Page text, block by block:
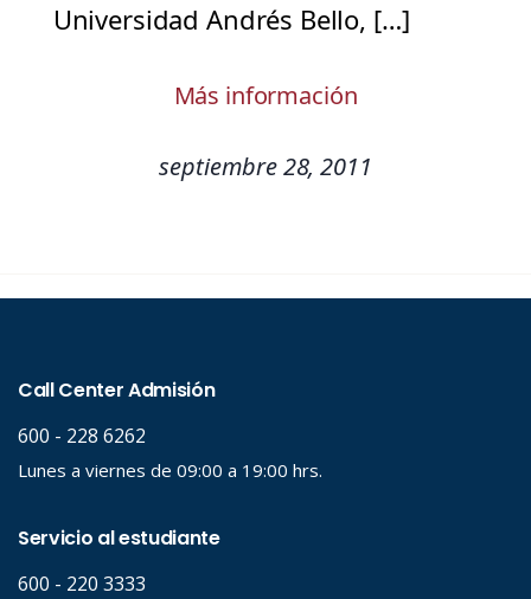
Universidad Andrés Bello, […]
Más información
septiembre 28, 2011